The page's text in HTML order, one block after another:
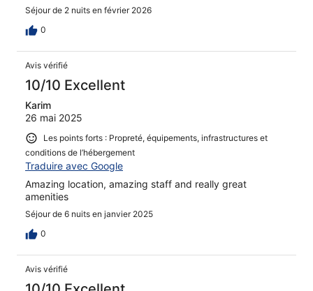
Séjour de 2 nuits en février 2026
0
Avis vérifié
10/10 Excellent
Karim
26 mai 2025
Les points forts : Propreté, équipements, infrastructures et
conditions de l’hébergement
Traduire avec Google
Amazing location, amazing staff and really great
amenities
Séjour de 6 nuits en janvier 2025
0
Avis vérifié